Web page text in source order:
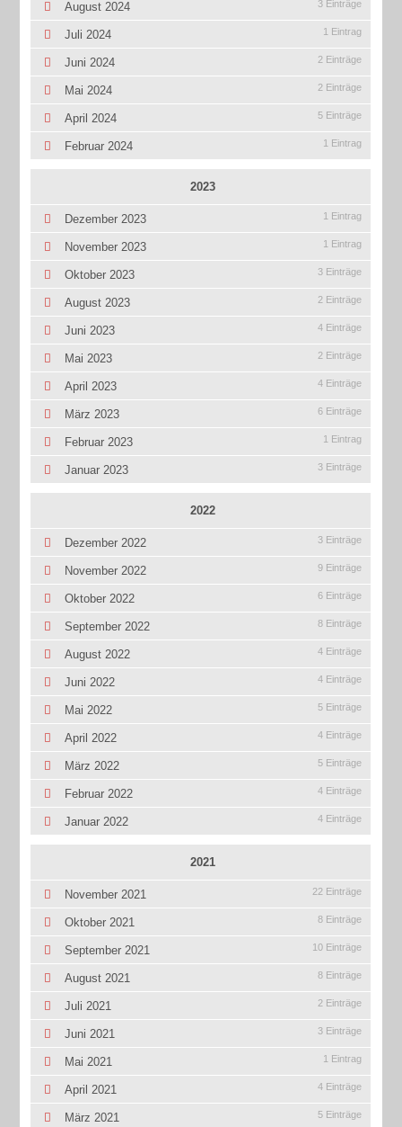
August 2024 3 Einträge
Juli 2024 1 Eintrag
Juni 2024 2 Einträge
Mai 2024 2 Einträge
April 2024 5 Einträge
Februar 2024 1 Eintrag
2023
Dezember 2023 1 Eintrag
November 2023 1 Eintrag
Oktober 2023 3 Einträge
August 2023 2 Einträge
Juni 2023 4 Einträge
Mai 2023 2 Einträge
April 2023 4 Einträge
März 2023 6 Einträge
Februar 2023 1 Eintrag
Januar 2023 3 Einträge
2022
Dezember 2022 3 Einträge
November 2022 9 Einträge
Oktober 2022 6 Einträge
September 2022 8 Einträge
August 2022 4 Einträge
Juni 2022 4 Einträge
Mai 2022 5 Einträge
April 2022 4 Einträge
März 2022 5 Einträge
Februar 2022 4 Einträge
Januar 2022 4 Einträge
2021
November 2021 22 Einträge
Oktober 2021 8 Einträge
September 2021 10 Einträge
August 2021 8 Einträge
Juli 2021 2 Einträge
Juni 2021 3 Einträge
Mai 2021 1 Eintrag
April 2021 4 Einträge
März 2021 5 Einträge